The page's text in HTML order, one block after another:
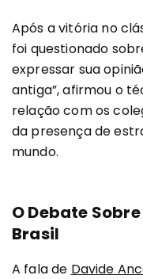
Após a vitória no
foi questionado
expressar sua
antiga”, afirmou o
relação com os
da presença de
mundo.
O Debate
Brasil
A fala de Davide